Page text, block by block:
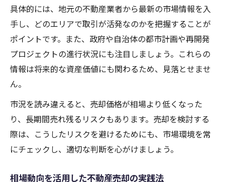
具体的には、地元の不動産業者から最新の市場情報を入
手し、どのエリアで取引が活発なのかを把握することが
ポイントです。また、政府や自治体の都市計画や再開発
プロジェクトの進行状況にも注目しましょう。これらの
情報は将来的な資産価値にも関わるため、見落とせませ
ん。
市況を読み違えると、売却価格が相場より低くなった
り、長期間売れ残るリスクもあります。売却を検討する
際は、こうしたリスクを避けるためにも、市場環境を常
にチェックし、適切な判断を心がけましょう。
相場動向を活用した不動産売却の実践法